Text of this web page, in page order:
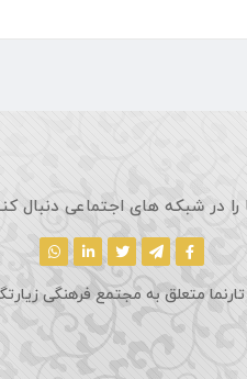
را در شبکه های اجتماعی دنبال
متعلق به مجتمع فرهنگی